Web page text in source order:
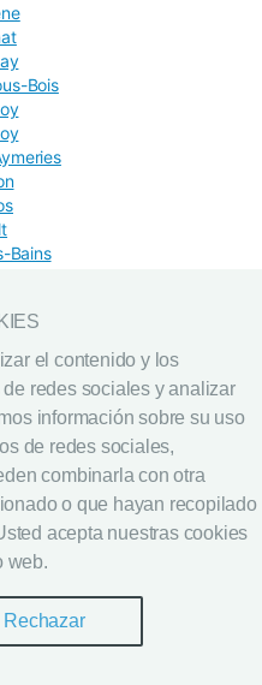
Bois
Bains
le-Grand
Lestre
Odon
el contenido y los
redes sociales y analizar
información sobre su uso
de redes sociales,
combinarla con otra
o que hayan recopilado
acepta nuestras cookies
web.
Rechazar